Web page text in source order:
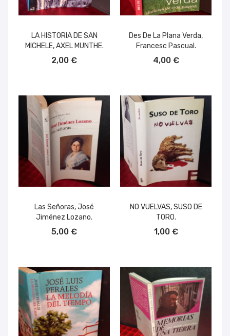
LA HISTORIA DE SAN
MICHELE, AXEL MUNTHE.
2,00 €
Des De La Plana Verda,
Francesc Pascual.
4,00 €
Las Señoras, José
Jiménez Lozano.
5,00 €
NO VUELVAS, SUSO DE
TORO.
1,00 €